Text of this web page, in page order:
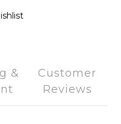
&
Customer
Reviews